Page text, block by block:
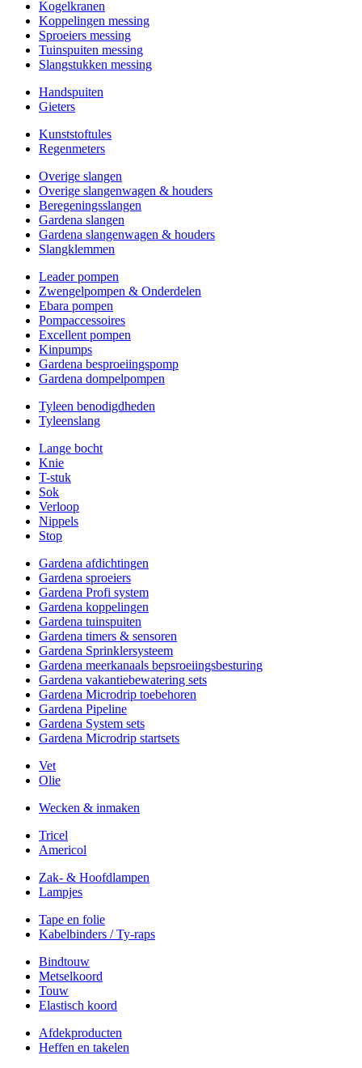
Kogelkranen
Koppelingen messing
Sproeiers messing
Tuinspuiten messing
Slangstukken messing
Handspuiten
Gieters
Kunststoftules
Regenmeters
Overige slangen
Overige slangenwagen & houders
Beregeningsslangen
Gardena slangen
Gardena slangenwagen & houders
Slangklemmen
Leader pompen
Zwengelpompen & Onderdelen
Ebara pompen
Pompaccessoires
Excellent pompen
Kinpumps
Gardena besproeiingspomp
Gardena dompelpompen
Tyleen benodigdheden
Tyleenslang
Lange bocht
Knie
T-stuk
Sok
Verloop
Nippels
Stop
Gardena afdichtingen
Gardena sproeiers
Gardena Profi system
Gardena koppelingen
Gardena tuinspuiten
Gardena timers & sensoren
Gardena Sprinklersysteem
Gardena meerkanaals bepsroeiingsbesturing
Gardena vakantiebewatering sets
Gardena Microdrip toebehoren
Gardena Pipeline
Gardena System sets
Gardena Microdrip startsets
Vet
Olie
Wecken & inmaken
Tricel
Americol
Zak- & Hoofdlampen
Lampjes
Tape en folie
Kabelbinders / Ty-raps
Bindtouw
Metselkoord
Touw
Elastisch koord
Afdekproducten
Heffen en takelen